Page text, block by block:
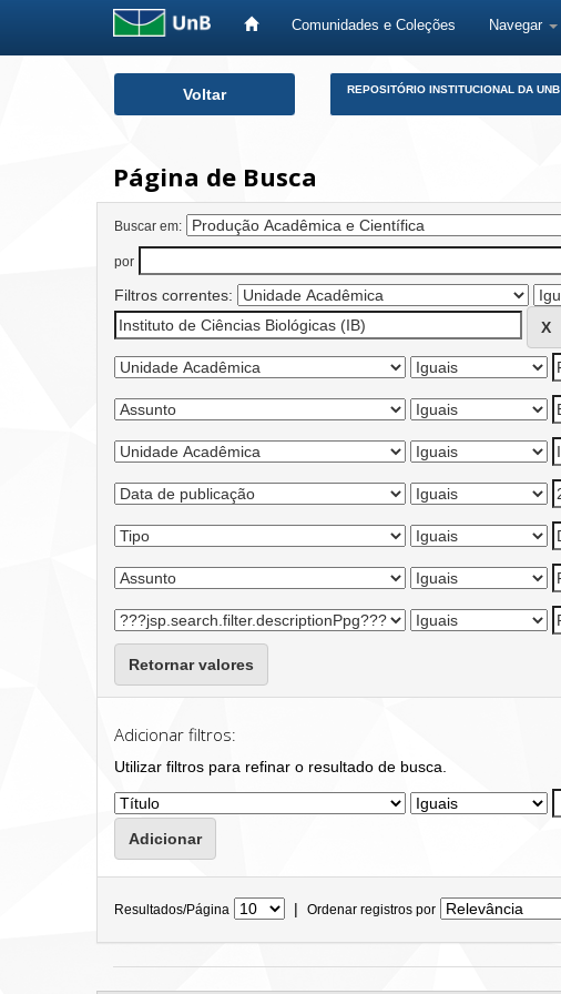
Comunidades e Coleções Navegar
Voltar REPOSITÓRIO INSTITUCIONAL DA UNB
Página de Busca
Buscar em:
por
Filtros correntes:
Retornar valores
Adicionar filtros:
Utilizar filtros para refinar o resultado de busca.
Resultados/Página | Ordenar registros por